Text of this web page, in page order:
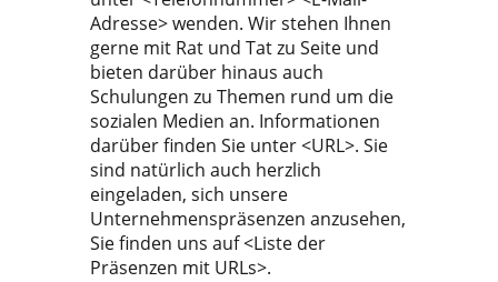
Adresse> wenden. Wir stehen Ihnen
gerne mit Rat und Tat zu Seite und
bieten darüber hinaus auch
Schulungen zu Themen rund um die
sozialen Medien an. Informationen
darüber finden Sie unter <URL>. Sie
sind natürlich auch herzlich
eingeladen, sich unsere
Unternehmenspräsenzen anzusehen,
Sie finden uns auf <Liste der
Präsenzen mit URLs>.